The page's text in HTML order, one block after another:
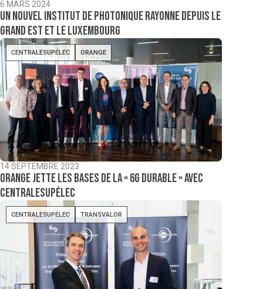
6 MARS 2024
Un nouvel Institut de photonique rayonne depuis le
Grand Est et le Luxembourg
CENTRALESUPÉLEC ORANGE
14 SEPTEMBRE 2023
Orange jette les bases de la « 6G durable » avec
CentraleSupélec
CENTRALESUPÉLEC TRANSVALOR